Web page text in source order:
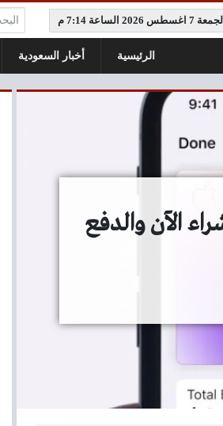
الجمعة 7 اغسطس 2026 الساعة 7:14 م البحث:
الرئيسية أخبار السعودية
الآن والدفع